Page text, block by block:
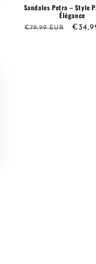
Sandales Petra – Style
Élégance
Prix
€79,99 EUR
Prix